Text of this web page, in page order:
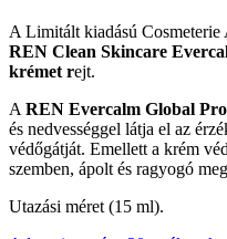
A Limitált kiadású Cosmeterie
REN Clean Skincare
krémet rejt.
A REN Evercalm Global
és nedvességgel látja el az
védőgátját. Emellett a krém
szemben, ápolt és ragyogó
Utazási méret (15 ml).